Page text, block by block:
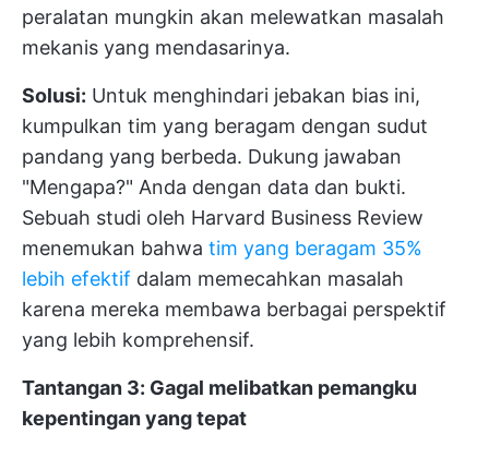
peralatan mungkin akan melewatkan masalah
mekanis yang mendasarinya.
Solusi: Untuk menghindari jebakan bias ini,
kumpulkan tim yang beragam dengan sudut
pandang yang berbeda. Dukung jawaban
"Mengapa?" Anda dengan data dan bukti.
Sebuah studi oleh Harvard Business Review
menemukan bahwa tim yang beragam 35%
lebih efektif dalam memecahkan masalah
karena mereka membawa berbagai perspektif
yang lebih komprehensif.
Tantangan 3: Gagal melibatkan pemangku
kepentingan yang tepat